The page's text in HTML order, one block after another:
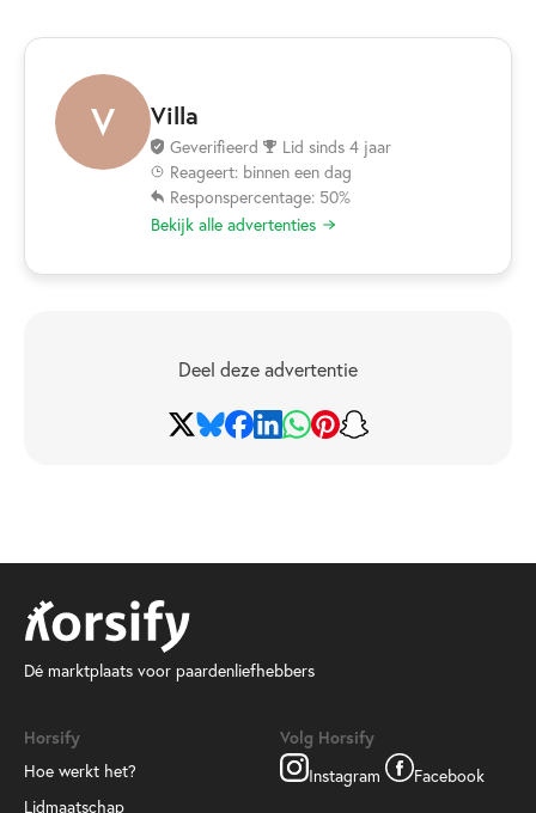
V Villa
Geverifieerd
Lid sinds 4 jaar
Reageert: binnen een dag
Responspercentage: 50%
Bekijk alle advertenties
Deel deze advertentie
Dé marktplaats voor paardenliefhebbers
Horsify
Hoe werkt het?
Lidmaatschap
Volg Horsify
Instagram
Facebook